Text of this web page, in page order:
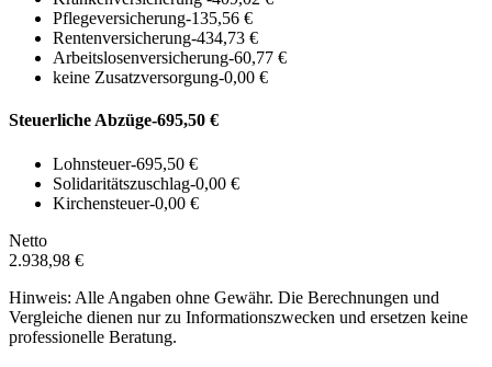
Pflegeversicherung-135,56 €
Rentenversicherung-434,73 €
Arbeitslosenversicherung-60,77 €
keine Zusatzversorgung-0,00 €
Steuerliche Abzüge-695,50 €
Lohnsteuer-695,50 €
Solidaritätszuschlag-0,00 €
Kirchensteuer-0,00 €
Netto
2.938,98 €
Hinweis: Alle Angaben ohne Gewähr. Die Berechnungen und
Vergleiche dienen nur zu Informationszwecken und ersetzen keine
professionelle Beratung.